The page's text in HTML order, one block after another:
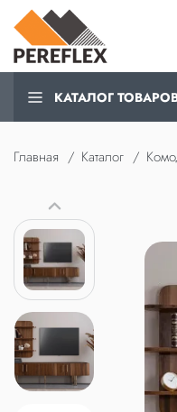
КАТАЛОГ
Главная Каталог